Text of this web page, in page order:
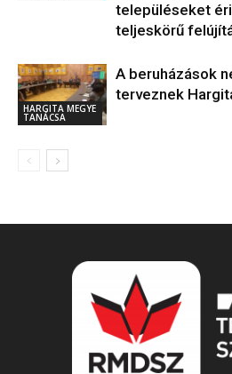
településeket
teljeskörű
HARGITA MEGYE
TANÁCSA
A beruházások
terveznek